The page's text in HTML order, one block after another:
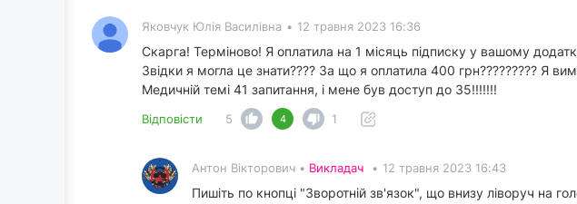
Яковчук Юлія Василівна • 12 травня 2023 16:36
Скарга! Терміново! Я оплатила на 1 місяць підписку у вашому
Звідки я могла це знати???? За що я оплатила 400 грн????????? Я
Медичній темі 41 запитання, і мене був доступ до 35!!!!!!!
Відповісти 5 4 1
Антон Вікторович • Викладач • 12 травня 2023 16:43
Пишіть по кнопці "Зворотній зв'язок", що внизу ліворуч на